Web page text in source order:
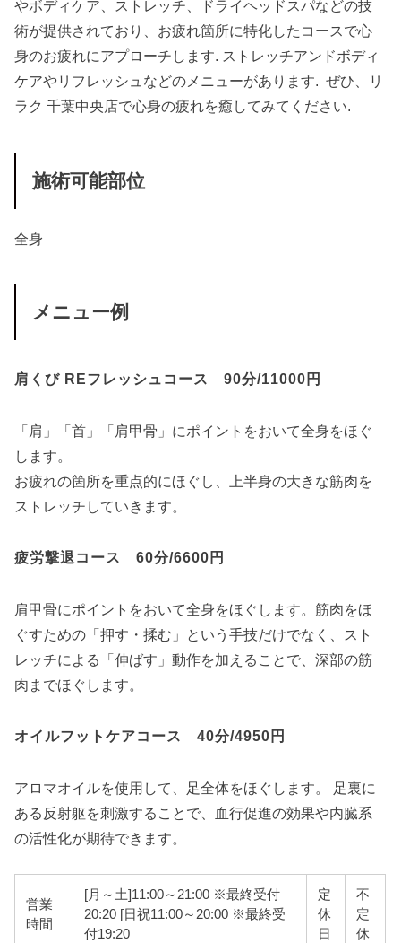
やボディケア、ストレッチ、ドライヘッドスパなどの技
術が提供されており、お疲れ箇所に特化したコースで心
身のお疲れにアプローチします. ストレッチアンドボディ
ケアやリフレッシュなどのメニューがあります. ぜひ、リ
ラク 千葉中央店で心身の疲れを癒してみてください.
施術可能部位
全身
メニュー例
肩くび REフレッシュコース 90分/11000円
「肩」「首」「肩甲骨」にポイントをおいて全身をほぐ
します。
お疲れの箇所を重点的にほぐし、上半身の大きな筋肉を
ストレッチしていきます。
疲労撃退コース 60分/6600円
肩甲骨にポイントをおいて全身をほぐします。筋肉をほ
ぐすための「押す・揉む」という手技だけでなく、スト
レッチによる「伸ばす」動作を加えることで、深部の筋
肉までほぐします。
オイルフットケアコース 40分/4950円
アロマオイルを使用して、足全体をほぐします。 足裏に
ある反射躯を刺激することで、血行促進の効果や内臓系
の活性化が期待できます。
営業
時間
[月～土]11:00～21:00 ※最終受付
20:20 [日祝11:00～20:00 ※最終受
付19:20
定
休
日
不
定
休